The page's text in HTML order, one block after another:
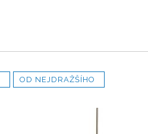
OD NEJDRAŽŠÍHO